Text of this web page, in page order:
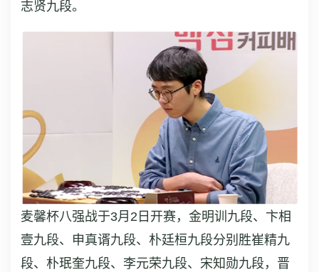
志贤九段。
麦馨杯八强战于3月2日开赛，金明训九段、卞相
壹九段、申真谞九段、朴廷桓九段分别胜崔精九
段、朴珉奎九段、李元荣九段、宋知勋九段，晋